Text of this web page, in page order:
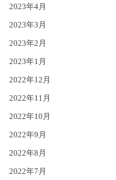
2023年4月
2023年3月
2023年2月
2023年1月
2022年12月
2022年11月
2022年10月
2022年9月
2022年8月
2022年7月